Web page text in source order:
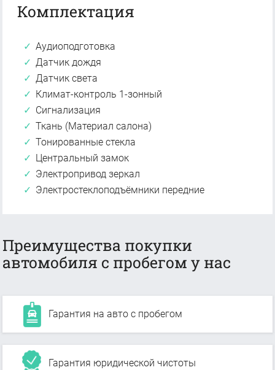
Комплектация
Аудиоподготовка
Датчик дождя
Датчик света
Климат-контроль 1-зонный
Сигнализация
Ткань (Материал салона)
Тонированные стекла
Центральный замок
Электропривод зеркал
Электростеклоподъёмники передние
Преимущества покупки
автомобиля с пробегом у нас
Гарантия на авто с пробегом
Гарантия юридической чистоты